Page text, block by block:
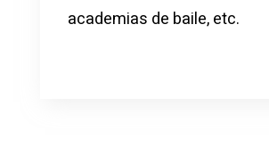
academias de baile, etc.